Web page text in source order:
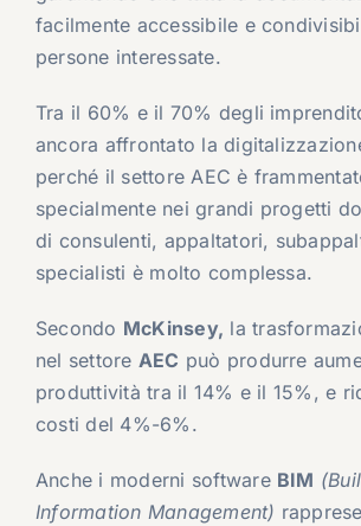
facilmente accessibile e
persone interessate.
Tra il 60% e il 70% degli
ancora affrontato la
perché il settore AEC è
specialmente nei grandi progetti
di consulenti, appaltatori,
specialisti è molto complessa.
Secondo McKinsey, la
nel settore AEC può produrre
produttività tra il 14% e il 15%, e
costi del 4%-6%.
Anche i moderni software BIM
Information Management)